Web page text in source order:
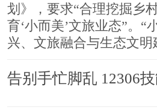
划》，要求“合理挖掘乡
育‘小而美’文旅业态”。“
兴、文旅融合与生态文明
告别手忙脚乱 12306